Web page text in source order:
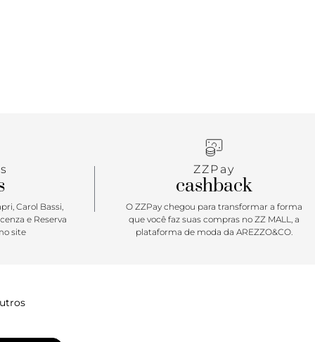
Carol Bassi,
e Reserva
site
ZZPay
cashback
O ZZPay chegou para transformar a forma
que você faz suas compras no ZZ MALL, a
plataforma de moda da AREZZO&CO.